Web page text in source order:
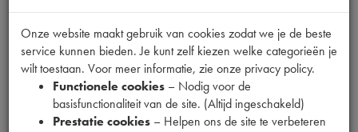
€ 19,61(€ 16,21 excl. btw)
Info Bestel
Onze website maakt gebruik van cookies zodat we je de beste
service kunnen bieden. Je kunt zelf kiezen welke categorieën je
wilt toestaan. Voor meer informatie, zie onze privacy policy.
Functionele cookies – Nodig voor de
basisfunctionaliteit van de site. (Altijd ingeschakeld)
Prestatie cookies – Helpen ons de site te verbeteren